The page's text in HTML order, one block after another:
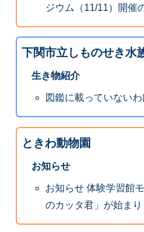
ジウム（11/11）開催
下関市立しものせき水
生き物紹介
図鑑に載っていないわ
ときわ動物園
お知らせ
お知らせ 体験学習館
のカッタ君」が始まり